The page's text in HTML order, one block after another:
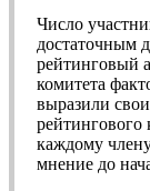
Число
достаточным
рейтинговый
комитета
выразили
рейтингового
каждому
мнение до